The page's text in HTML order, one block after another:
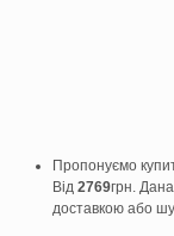
Пропонуємо
Від 2769грн.
доставкою або